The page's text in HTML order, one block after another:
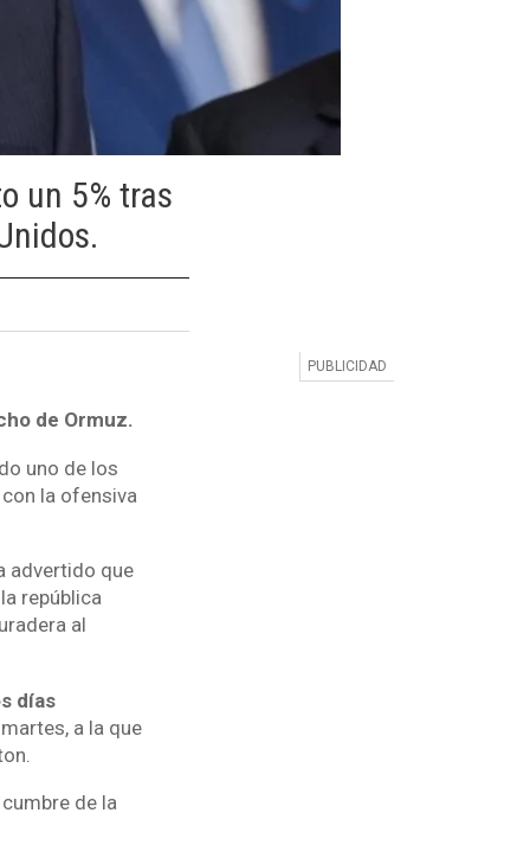
un 5% tras
de Ormuz.
uno de los
la ofensiva
advertido que
república
al
días
a la que
de la